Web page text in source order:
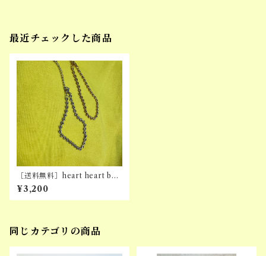
最近チェックした商品
［送料無料］heart heart bra
celet (stainless)
¥3,200
同じカテゴリの商品